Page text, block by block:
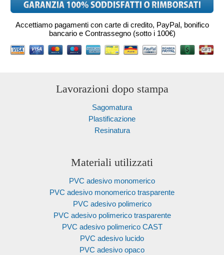
Accettiamo pagamenti con carte di credito, PayPal, bonifico
bancario e Contrassegno (sotto i 100€)
Lavorazioni dopo stampa
Sagomatura
Plastificazione
Resinatura
Materiali utilizzati
PVC adesivo monomerico
PVC adesivo monomerico trasparente
PVC adesivo polimerico
PVC adesivo polimerico trasparente
PVC adesivo polimerico CAST
PVC adesivo lucido
PVC adesivo opaco